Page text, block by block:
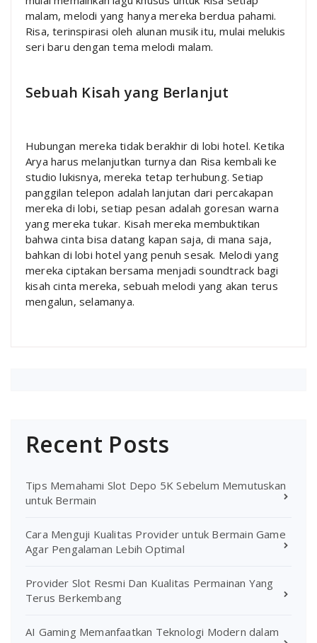
malam, melodi yang hanya mereka berdua pahami.
Risa, terinspirasi oleh alunan musik itu, mulai melukis
seri baru dengan tema melodi malam.
Sebuah Kisah yang Berlanjut
Hubungan mereka tidak berakhir di lobi hotel. Ketika
Arya harus melanjutkan turnya dan Risa kembali ke
studio lukisnya, mereka tetap terhubung. Setiap
panggilan telepon adalah lanjutan dari percakapan
mereka di lobi, setiap pesan adalah goresan warna
yang mereka tukar. Kisah mereka membuktikan
bahwa cinta bisa datang kapan saja, di mana saja,
bahkan di lobi hotel yang penuh sesak. Melodi yang
mereka ciptakan bersama menjadi soundtrack bagi
kisah cinta mereka, sebuah melodi yang akan terus
mengalun, selamanya.
Recent Posts
Tips Memahami Slot Depo 5K Sebelum Memutuskan
untuk Bermain
Cara Menguji Kualitas Provider untuk Bermain Game
Agar Pengalaman Lebih Optimal
Provider Slot Resmi Dan Kualitas Permainan Yang
Terus Berkembang
AI Gaming Memanfaatkan Teknologi Modern dalam